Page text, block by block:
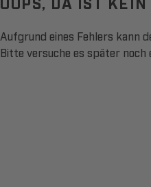
Aufgrund eines Fehlers kann
Bitte versuche es später noch